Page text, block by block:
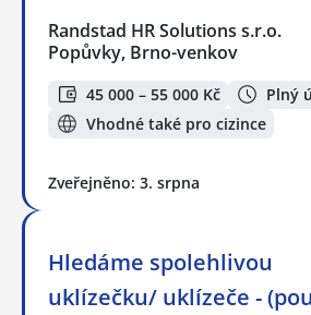
Randstad HR Solutions s.r.o.
Popůvky, Brno-venkov
45 000 – 55 000 Kč
Plný
Vhodné také pro cizince
Zveřejněno: 3. srpna
Hledáme spolehlivou
uklízečku/ uklízeče -